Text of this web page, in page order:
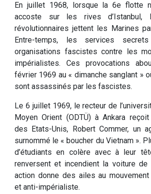
En juillet 1968, lorsque la 6e flotte
accoste sur les rives d’Istanbul,
révolutionnaires jettent les Marines
Entre-temps, les services
organisations fascistes contre les
impérialistes. Ces provocations
février 1969 au « dimanche sanglant »
sont assassinés par les fascistes.
Le 6 juillet 1969, le recteur de
Moyen Orient (ODTÜ) à Ankara reçoit
des Etats-Unis, Robert Commer, un
surnommé le « boucher du Vietnam ».
d’étudiants en colère avec à leur
renversent et incendient la voiture de
action donne des ailes au mouvement
et anti-impérialiste.